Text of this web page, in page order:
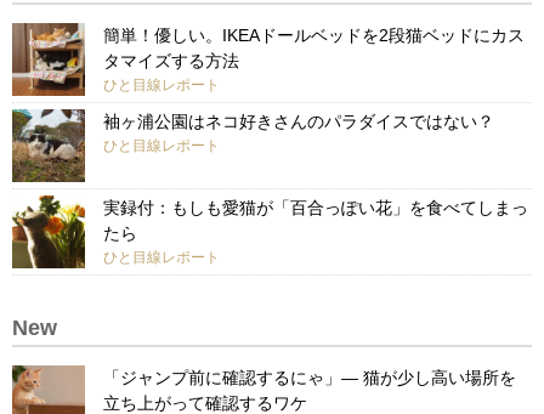
簡単！優しい。IKEAドールベッドを2段猫ベッドにカス
タマイズする方法
ひと目線レポート
袖ヶ浦公園はネコ好きさんのパラダイスではない？
ひと目線レポート
実録付：もしも愛猫が「百合っぽい花」を食べてしまっ
たら
ひと目線レポート
New
「ジャンプ前に確認するにゃ」— 猫が少し高い場所を
立ち上がって確認するワケ